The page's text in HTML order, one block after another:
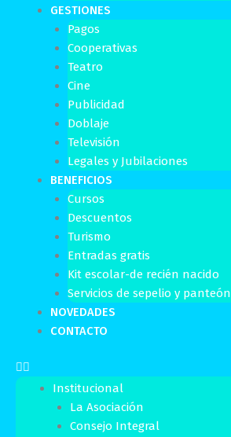
GESTIONES
Pagos
Cooperativas
Teatro
Cine
Publicidad
Doblaje
Televisión
Legales y Jubilaciones
BENEFICIOS
Cursos
Descuentos
Turismo
Entradas gratis
Kit escolar-de recién nacido
Servicios de sepelio y panteón
NOVEDADES
CONTACTO
Institucional
La Asociación
Consejo Integral